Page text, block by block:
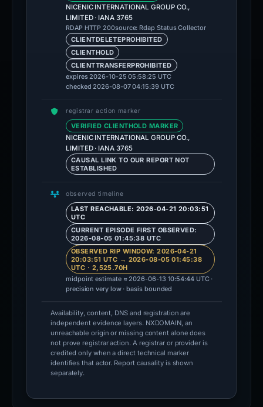
NICENIC INTERNATIONAL GROUP CO.,
LIMITED · IANA 3765
RDAP HTTP 200source: Rdap Status Collector
CLIENTDELETEPROHIBITED
CLIENTHOLD
CLIENTTRANSFERPROHIBITED
expires 2026-10-25 05:58:25 UTC
checked 2026-08-07 04:15:39 UTC
registrar action marker
VERIFIED CLIENTHOLD MARKER
NICENIC INTERNATIONAL GROUP CO.,
LIMITED · IANA 3765
CAUSAL LINK TO OUR REPORT NOT
ESTABLISHED
observed timeline
LAST REACHABLE: 2026-04-21 20:03:51
UTC
CURRENT EPISODE FIRST OBSERVED:
2026-08-05 01:45:38 UTC
OBSERVED RIP WINDOW: 2026-04-21
20:03:51 UTC → 2026-08-05 01:45:38
UTC · 2,525.70H
midpoint estimate ≈ 2026-06-13 10:54:44 UTC ·
precision very low · basis bounded
Availability, content, DNS and registration are
independent evidence layers. NXDOMAIN, an
unreachable origin or missing content alone does
not prove registrar action. A registrar or provider is
credited only when a direct technical marker
identifies that actor. Report causality is shown
separately.